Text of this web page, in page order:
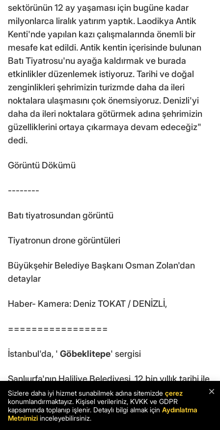
sektörünün 12 ay yaşaması için bugüne kadar
milyonlarca liralık yatırım yaptık. Laodikya Antik
Kenti'nde yapılan kazı çalışmalarında önemli bir
mesafe kat edildi. Antik kentin içerisinde bulunan
Batı Tiyatrosu'nu ayağa kaldırmak ve burada
etkinlikler düzenlemek istiyoruz. Tarihi ve doğal
zenginlikleri şehrimizin turizmde daha da ileri
noktalara ulaşmasını çok önemsiyoruz. Denizli'yi
daha da ileri noktalara götürmek adına şehrimizin
güzelliklerini ortaya çıkarmaya devam edeceğiz"
dedi.
Görüntü Dökümü
--------
Batı tiyatrosundan görüntü
Tiyatronun drone görüntüleri
Büyükşehir Belediye Başkanı Osman Zolan'dan
detaylar
Haber- Kamera: Deniz TOKAT / DENİZLİ,
=================
İstanbul'da, ' Göbeklitepe' sergisi
Şanlıurfa'nın Haliliye Belediyesi, 12 bin yıllık tarihi ile
UNESCO Dünya Mirası Kalıcı Listesi'nde yer alan
ve Cumhurbaşkanı Recep Tayyip Erdoğan
tarafından 2019 yılı için ilan edilen Göbeklitepe'nin
×
Sizlere daha iyi hizmet sunabilmek adına sitemizde çerez
konumlandırmaktayız. Kişisel verileriniz, KVKK ve GDPR
kapsamında toplanıp işlenir. Detaylı bilgi almak için Aydınlatma
Metnimizi inceleyebilirsiniz.